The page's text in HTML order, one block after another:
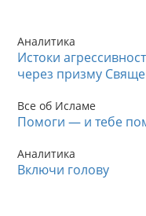
Аналитика
Истоки
через призму
Все об Исламе
Помоги — и тебе
Аналитика
Включи голову